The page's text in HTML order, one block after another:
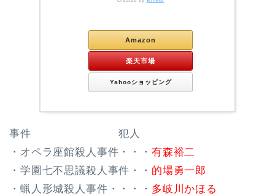
Amazon
楽天市場
Yahooショッピング
事件 犯人
・オペラ座館殺人事件・・・ 有森裕二
・学園七不思議殺人事件・・ 的場勇一郎
・蝋人形城殺人事件・・・・ 多岐川かほる